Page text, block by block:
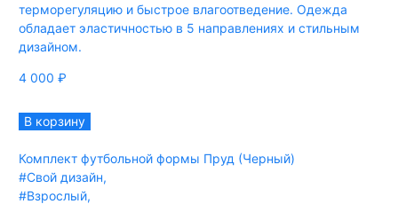
терморегуляцию и быстрое влагоотведение. Одежда
обладает эластичностью в 5 направлениях и стильным
дизайном.
4 000 ₽
В корзину
Комплект футбольной формы Пруд (Черный)
#Свой дизайн,
#Взрослый,